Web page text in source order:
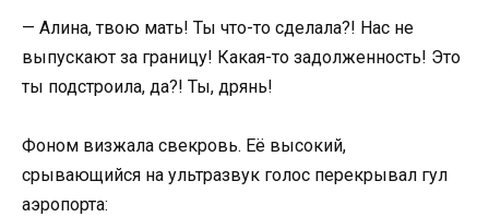
— Алина, твою мать! Ты что-то сделала?! Нас не
выпускают за границу! Какая-то задолженность! Это
ты подстроила, да?! Ты, дрянь!
Фоном визжала свекровь. Её высокий,
срывающийся на ультразвук голос перекрывал гул
аэропорта: